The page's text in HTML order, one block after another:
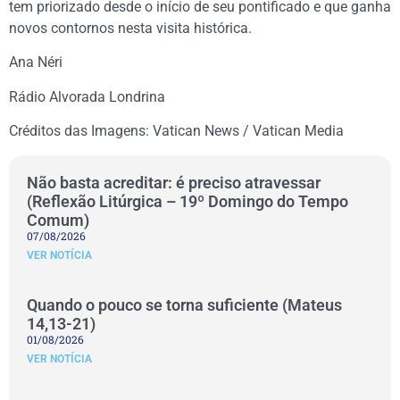
tem priorizado desde o início de seu pontificado e que ganha
novos contornos nesta visita histórica.
Ana Néri
Rádio Alvorada Londrina
Créditos das Imagens: Vatican News / Vatican Media
Não basta acreditar: é preciso atravessar
(Reflexão Litúrgica – 19º Domingo do Tempo
Comum)
07/08/2026
VER NOTÍCIA
Quando o pouco se torna suficiente (Mateus
14,13-21)
01/08/2026
VER NOTÍCIA